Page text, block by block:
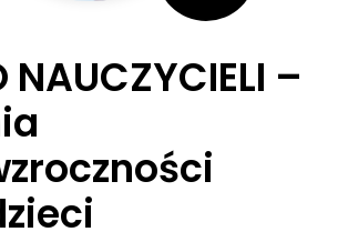
NAUCZYCIELI –